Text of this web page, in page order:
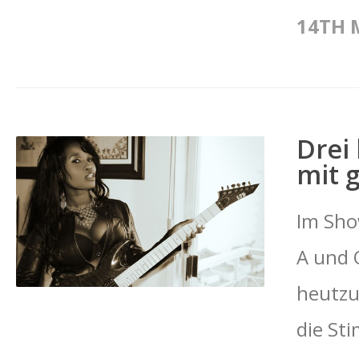
14TH
Drei
mit
Im
A und
die